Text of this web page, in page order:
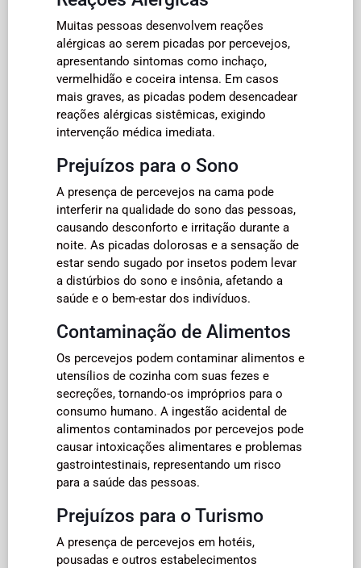
Muitas pessoas desenvolvem reações
alérgicas ao serem picadas por percevejos,
apresentando sintomas como inchaço,
vermelhidão e coceira intensa. Em casos
mais graves, as picadas podem desencadear
reações alérgicas sistêmicas, exigindo
intervenção médica imediata.
Prejuízos para o Sono
A presença de percevejos na cama pode
interferir na qualidade do sono das pessoas,
causando desconforto e irritação durante a
noite. As picadas dolorosas e a sensação de
estar sendo sugado por insetos podem levar
a distúrbios do sono e insônia, afetando a
saúde e o bem-estar dos indivíduos.
Contaminação de Alimentos
Os percevejos podem contaminar alimentos e
utensílios de cozinha com suas fezes e
secreções, tornando-os impróprios para o
consumo humano. A ingestão acidental de
alimentos contaminados por percevejos pode
causar intoxicações alimentares e problemas
gastrointestinais, representando um risco
para a saúde das pessoas.
Prejuízos para o Turismo
A presença de percevejos em hotéis,
pousadas e outros estabelecimentos